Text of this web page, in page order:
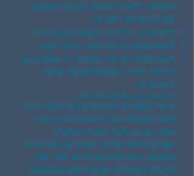
ישירות, ללא רמזורים, לעורקי התנועה
המרכזיים של ישראל.
לכביש 6: כ-10-15 דקות נסיעה בלבד.
לפתח תקווה וראש העין: כ-20 דקות.
לנמל חיפה או נמל אשדוד: כ-שעה ורבע
(בזמני שגרה, הודות לחיבור המהיר
לכביש 6).
זמינות כוח אדם ומקורות תעסוקה
אזורי תעשייה אלו נהנים מנגישות נדירה
לשני מקורות כוח אדם מרכזיים. מצד
אחד, קרבה לערי המרכז והשרון
ואוניברסיטת אריאל המזרימה כוח אדם
מקצועי, מהנדסים ומנהלים. מצד שני,
יציבות תפעולית יוצאת דופן המבוססת